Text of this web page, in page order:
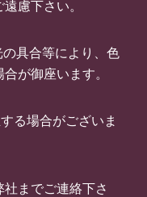
慮下さい。
の具合等により、色
が御座います。
る場合がございま
までご連絡下さ